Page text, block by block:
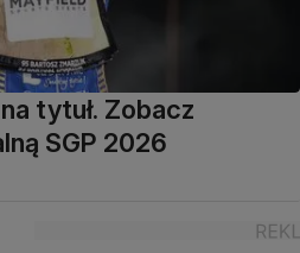
tytuł. Zobacz
SGP 2026